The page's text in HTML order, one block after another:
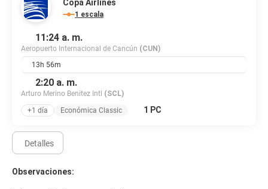
Copa Airlines
1 escala
11:24 a. m.
Aeropuerto Internacional de Cancún (CUN)
13h 56m
2:20 a. m.
Arturo Merino Benitez Intl (SCL)
+1 día
Económica Classic 1 PC
Detalles
Observaciones: